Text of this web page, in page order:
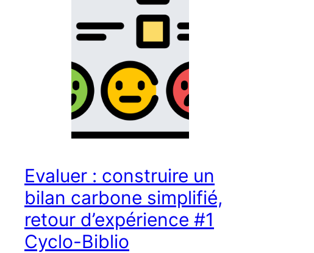
Evaluer : construire un
bilan carbone simplifié,
retour d’expérience #1
Cyclo-Biblio